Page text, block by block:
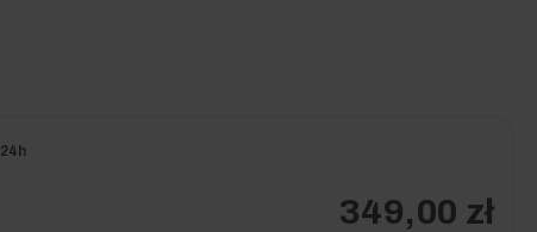
349,00 zł